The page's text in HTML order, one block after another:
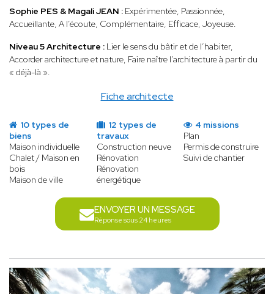
Fiche architecte
Sophie PES & Magali JEAN : Expérimentée, Passionnée,
Accueillante, A l’écoute, Complémentaire, Efficace, Joyeuse.
Niveau 5 Architecture : Lier le sens du bâtir et de l’habiter,
Accorder architecture et nature, Faire naître l’architecture à partir du
« déjà-là ».
10 types de
biens
Maison individuelle
Chalet / Maison en
bois
Maison de ville
12 types de
travaux
Construction neuve
Rénovation
Rénovation
énergétique
4 missions
Plan
Permis de construire
Suivi de chantier
ENVOYER UN MESSAGE
Réponse sous 24 heures